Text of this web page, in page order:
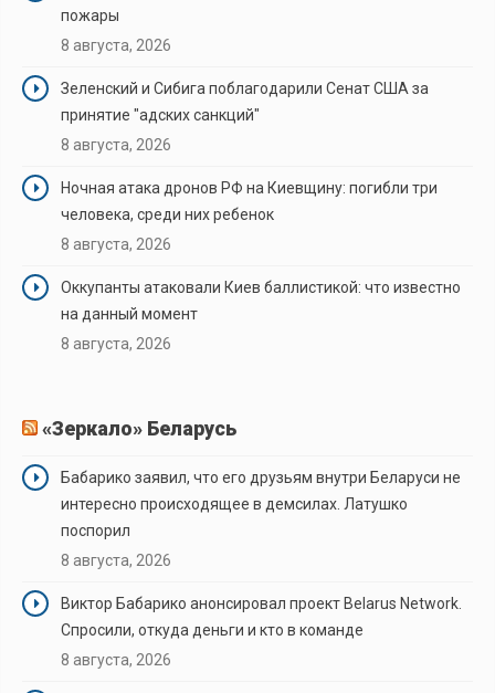
пожары
8 августа, 2026
Зеленский и Сибига поблагодарили Сенат США за
принятие "адских санкций"
8 августа, 2026
Ночная атака дронов РФ на Киевщину: погибли три
человека, среди них ребенок
8 августа, 2026
Оккупанты атаковали Киев баллистикой: что известно
на данный момент
8 августа, 2026
«Зеркало» Беларусь
Бабарико заявил, что его друзьям внутри Беларуси не
интересно происходящее в демсилах. Латушко
поспорил
8 августа, 2026
Виктор Бабарико анонсировал проект Belarus Network.
Спросили, откуда деньги и кто в команде
8 августа, 2026